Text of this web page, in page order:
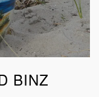
BINZ